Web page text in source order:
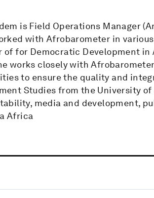
is Field Operations Manager
with Afrobarometer in
of for Democratic Development in
works closely with
to ensure the quality and
Studies from the University
media and development,
Africa